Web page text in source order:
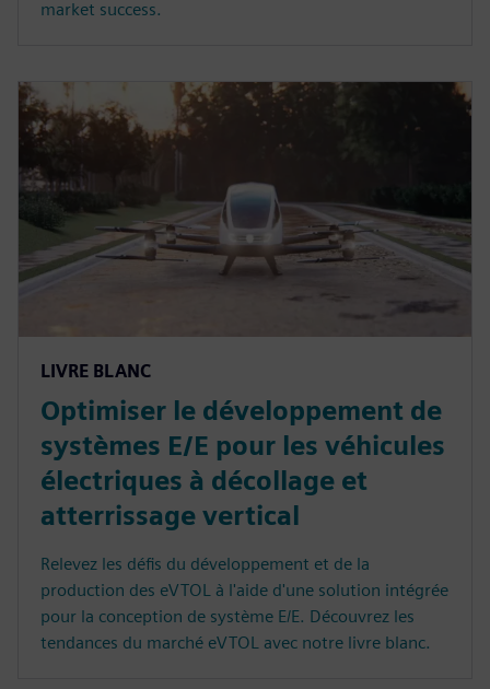
market success.
LIVRE BLANC
Optimiser le développement de
systèmes E/E pour les véhicules
électriques à décollage et
atterrissage vertical
Relevez les défis du développement et de la
production des eVTOL à l'aide d'une solution intégrée
pour la conception de système E/E. Découvrez les
tendances du marché eVTOL avec notre livre blanc.